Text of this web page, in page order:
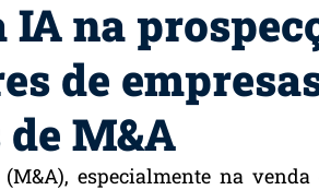
na
de
M&A
especialmente na